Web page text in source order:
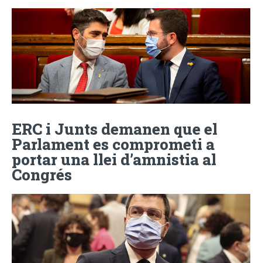
ERC i Junts demanen que el
Parlament es comprometi a
portar una llei d’amnistia al
Congrés